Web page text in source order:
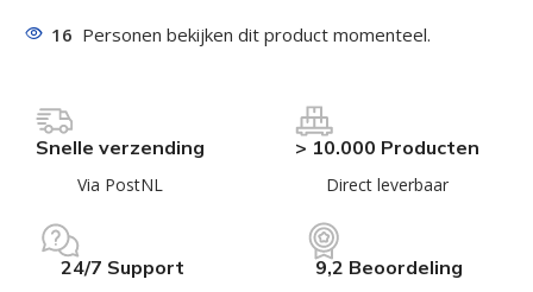
16 Personen bekijken dit product momenteel.
Snelle verzending
Via PostNL
> 10.000 Producten
Direct leverbaar
24/7 Support 9,2 Beoordeling